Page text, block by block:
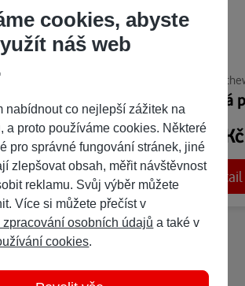
Dvojitá sázka
bodů
R. L.
299
Detail
cookies, abyste
náš web
nabídnout co nejlepší zážitek na
a proto používáme cookies. Některé
pro správné fungování stránek, jiné
zlepšovat obsah, měřit návštěvnost
reklamu. Svůj výběr můžete
Více si můžete přečíst v
zpracování osobních údajů a také v
cookies.